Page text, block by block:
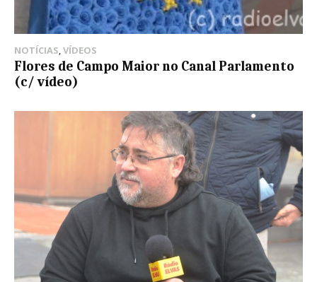
NOTÍCIAS VÍDEOS
Flores de Campo Maior no Canal Parlamento
(c/ vídeo)